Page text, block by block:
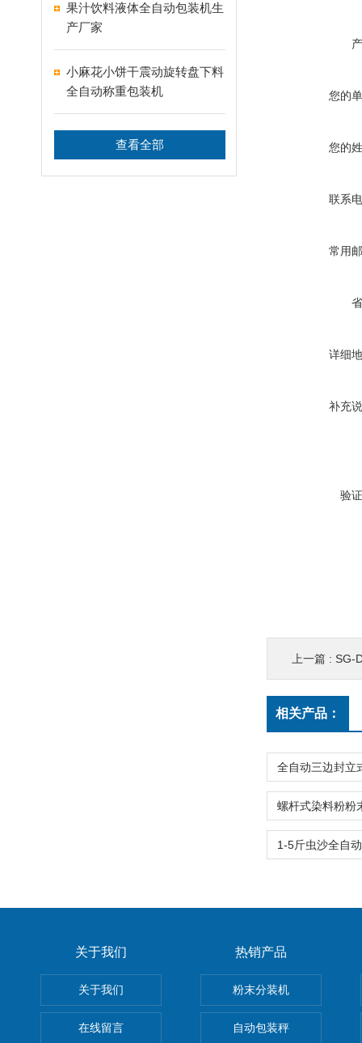
果汁饮料液体全自动包装机生
产厂家
小麻花小饼干震动旋转盘下料
全自动称重包装机
查看全部
您的
您的
联系
常用
详细
补充
验
上一篇 : SG-
相关产品：
关于我们
关于我们
在线留言
热销产品
粉末分装机
自动包装秤